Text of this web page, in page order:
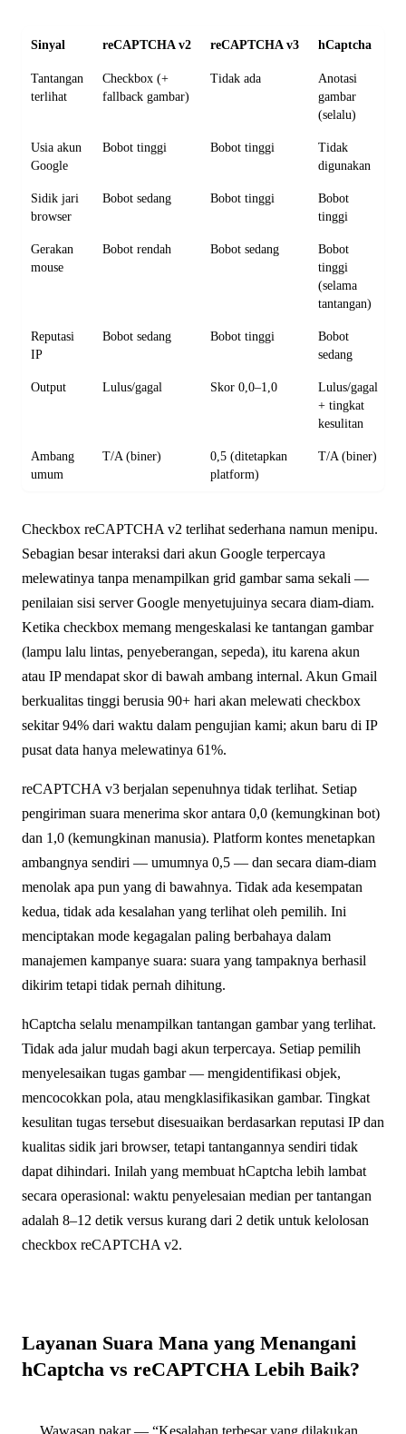
Sinyal reCAPTCHA v2 reCAPTCHA v3 hCaptcha
Tantangan
terlihat
Checkbox (+
fallback gambar)
Tidak ada
Anotasi
gambar
(selalu)
Usia akun
Google
Bobot tinggi Bobot tinggi
Tidak
digunakan
Sidik jari
browser
Bobot sedang Bobot tinggi
Bobot
tinggi
Gerakan
mouse
Bobot rendah Bobot sedang
Bobot
tinggi
(selama
tantangan)
Reputasi
IP
Bobot sedang Bobot tinggi
Bobot
sedang
Output Lulus/gagal Skor 0,0–1,0
Lulus/gagal
+ tingkat
kesulitan
Ambang
umum
T/A (biner)
0,5 (ditetapkan
platform)
T/A (biner)
Checkbox reCAPTCHA v2 terlihat sederhana namun menipu.
Sebagian besar interaksi dari akun Google terpercaya
melewatinya tanpa menampilkan grid gambar sama sekali —
penilaian sisi server Google menyetujuinya secara diam-diam.
Ketika checkbox memang mengeskalasi ke tantangan gambar
(lampu lalu lintas, penyeberangan, sepeda), itu karena akun
atau IP mendapat skor di bawah ambang internal. Akun Gmail
berkualitas tinggi berusia 90+ hari akan melewati checkbox
sekitar 94% dari waktu dalam pengujian kami; akun baru di IP
pusat data hanya melewatinya 61%.
reCAPTCHA v3 berjalan sepenuhnya tidak terlihat. Setiap
pengiriman suara menerima skor antara 0,0 (kemungkinan bot)
dan 1,0 (kemungkinan manusia). Platform kontes menetapkan
ambangnya sendiri — umumnya 0,5 — dan secara diam-diam
menolak apa pun yang di bawahnya. Tidak ada kesempatan
kedua, tidak ada kesalahan yang terlihat oleh pemilih. Ini
menciptakan mode kegagalan paling berbahaya dalam
manajemen kampanye suara: suara yang tampaknya berhasil
dikirim tetapi tidak pernah dihitung.
hCaptcha selalu menampilkan tantangan gambar yang terlihat.
Tidak ada jalur mudah bagi akun terpercaya. Setiap pemilih
menyelesaikan tugas gambar — mengidentifikasi objek,
mencocokkan pola, atau mengklasifikasikan gambar. Tingkat
kesulitan tugas tersebut disesuaikan berdasarkan reputasi IP dan
kualitas sidik jari browser, tetapi tantangannya sendiri tidak
dapat dihindari. Inilah yang membuat hCaptcha lebih lambat
secara operasional: waktu penyelesaian median per tantangan
adalah 8–12 detik versus kurang dari 2 detik untuk kelolosan
checkbox reCAPTCHA v2.
Layanan Suara Mana yang Menangani
hCaptcha vs reCAPTCHA Lebih Baik?
Wawasan pakar — “Kesalahan terbesar yang dilakukan